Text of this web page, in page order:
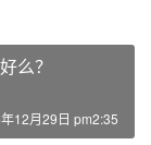
么？
12月29日 pm2:35